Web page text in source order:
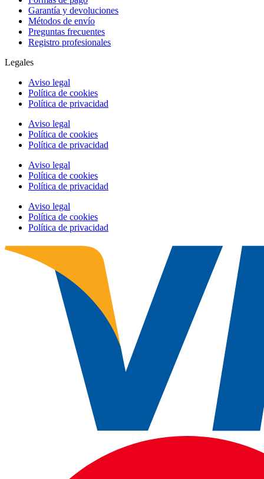
Garantía y devoluciones
Métodos de envío
Preguntas frecuentes
Registro profesionales
Legales
Aviso legal
Política de cookies
Política de privacidad
Aviso legal
Política de cookies
Política de privacidad
Aviso legal
Política de cookies
Política de privacidad
Aviso legal
Política de cookies
Política de privacidad